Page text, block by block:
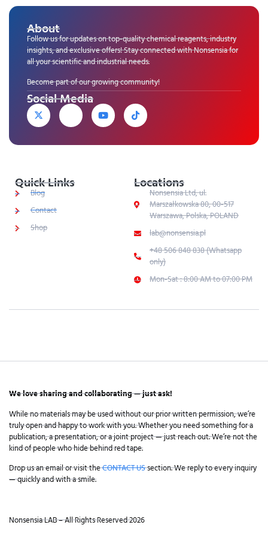
About
Follow us for updates on top-quality chemical reagents, industry
insights, and exclusive offers! Stay connected with Nonsensia for
all your scientific and industrial needs.
Become part of our growing community!
Social Media
Quick Links
Blog
Contact
Shop
Locations
Nonsensia Ltd, ul.
Marszałkowska 80, 00-517
Warszawa, Polska, POLAND
lab@nonsensia.pl
+48 506 848 838 (Whatsapp
only)
Mon-Sat : 8:00 AM to 07:00 PM
We love sharing and collaborating — just ask!
While no materials may be used without our prior written permission, we’re
truly open and happy to work with you. Whether you need something for a
publication, a presentation, or a joint project — just reach out. We’re not the
kind of people who hide behind red tape.
Drop us an email or visit theCONTACT USsection. We reply to every inquiry
— quickly and with a smile.
Nonsensia LAB – All Rights Reserved 2026